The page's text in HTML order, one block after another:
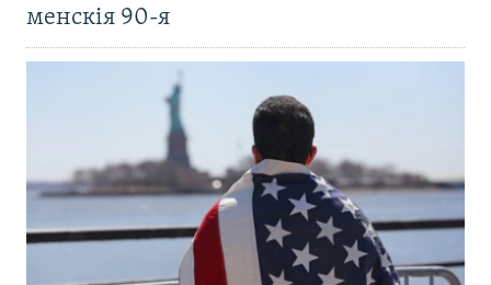
менскія 90-я